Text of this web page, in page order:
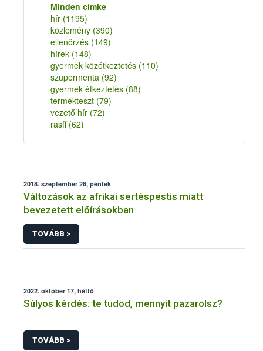
Minden címke
hír (1195)
közlemény (390)
ellenőrzés (149)
hírek (148)
gyermek közétkeztetés (110)
szupermenta (92)
gyermek étkeztetés (88)
termékteszt (79)
vezető hír (72)
rasff (62)
2018. szeptember 28, péntek
Változások az afrikai sertéspestis miatt
bevezetett előírásokban
TOVÁBB >
2022. október 17, hétfő
Súlyos kérdés: te tudod, mennyit pazarolsz?
TOVÁBB >